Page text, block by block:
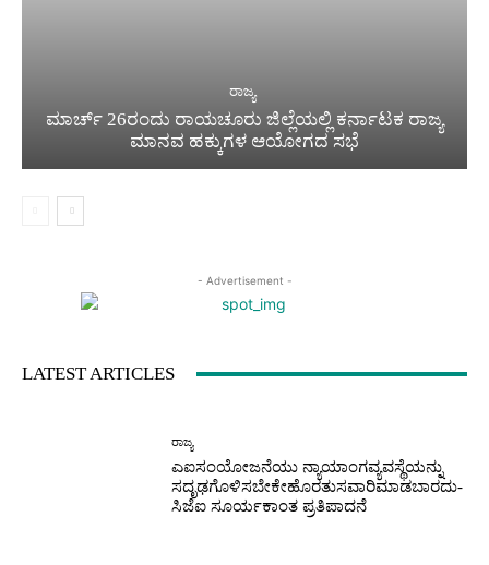
ರಾಜ್ಯ
ಮಾರ್ಚ್ 26ರಂದು ರಾಯಚೂರು ಜಿಲ್ಲೆಯಲ್ಲಿ ಕರ್ನಾಟಕ ರಾಜ್ಯ
ಮಾನವ ಹಕ್ಕುಗಳ ಆಯೋಗದ ಸಭೆ
- Advertisement -
LATEST ARTICLES
ರಾಜ್ಯ
ಎಐಸಂಯೋಜನೆಯು ನ್ಯಾಯಾಂಗವ್ಯವಸ್ಥೆಯನ್ನು
ಸದೃಢಗೊಳಿಸಬೇಕೇಹೊರತುಸವಾರಿಮಾಡಬಾರದು-
ಸಿಜೆಐ ಸೂರ್ಯಕಾಂತ ಪ್ರತಿಪಾದನೆ